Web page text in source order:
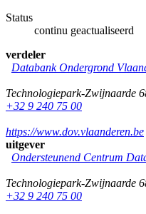
Status
continu geactualiseerd
verdeler
Databank Ondergrond
Technologiepark-Zwijnaarde
+32 9 240 75 00
https://www.dov.vlaanderen.be
uitgever
Ondersteunend Centrum
Technologiepark-Zwijnaarde
+32 9 240 75 00